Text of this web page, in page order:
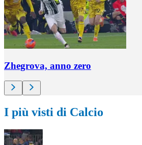
Zhegrova, anno zero
I più visti di Calcio